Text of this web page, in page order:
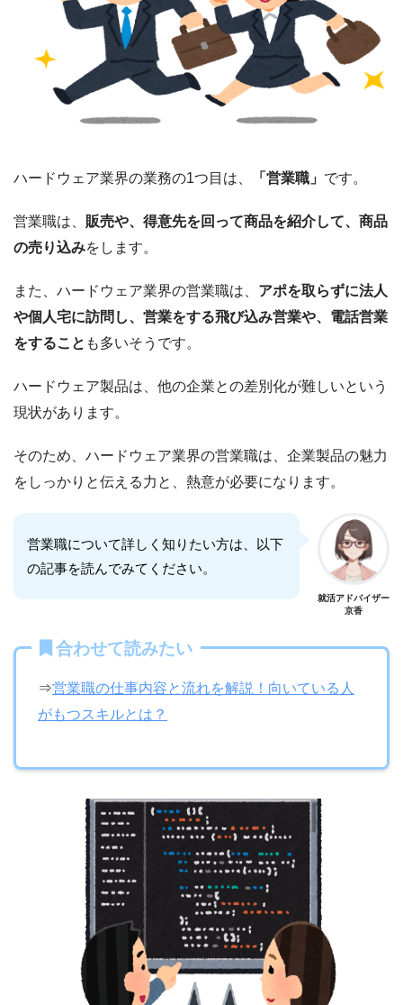
ハードウェア業界の業務の1つ目は、 「営業職」 です。
営業職は、 販売や、得意先を回って商品を紹介して、商品
の売り込みをします。
また、ハードウェア業界の営業職は、 アポを取らずに法人
や個人宅に訪問し、営業をする飛び込み営業や、電話営業
をすること も多いそうです。
ハードウェア製品は、他の企業との差別化が難しいという
現状があります。
そのため、ハードウェア業界の営業職は、企業製品の魅力
をしっかりと伝える力と、熱意が必要になります。
営業職について詳しく知りたい方は、以下
の記事を読んでみてください。
就活アドバイザー
京香
合わせて読みたい
⇒営業職の仕事内容と流れを解説！向いている人
がもつスキルとは？